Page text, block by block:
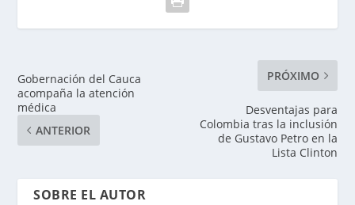
Gobernación del Cauca
acompaña la atención
médica
ANTERIOR
PRÓXIMO
Desventajas para
Colombia tras la inclusión
de Gustavo Petro en la
Lista Clinton
SOBRE EL AUTOR